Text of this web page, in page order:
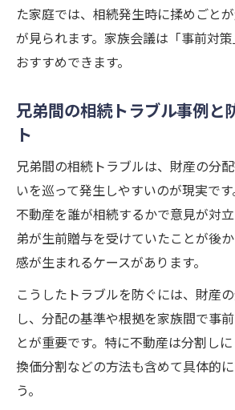
もめる家族の特徴と相続ト
夫
ント
遺産相続でもめる人と揉め
説
円満な相続を目指した予防策の
相続トラブル防止へ円満な
兄弟トラブルを防ぐ相続ト
例
揉める家族を回避する予防
ト
相続トラブル件数の現状か
た家庭では、相続発生時に揉めごと
が見られます。家族会議は「事前対
おすすめできます。
兄弟間の相続トラブル事例と
ト
兄弟間の相続トラブルは、財産の分
いを巡って発生しやすいのが現実で
不動産を誰が相続するかで意見が対
弟が生前贈与を受けていたことが後
感が生まれるケースがあります。
こうしたトラブルを防ぐには、財産
し、分配の基準や根拠を家族間で事
とが重要です。特に不動産は分割し
換価分割などの方法も含めて具体的
う。